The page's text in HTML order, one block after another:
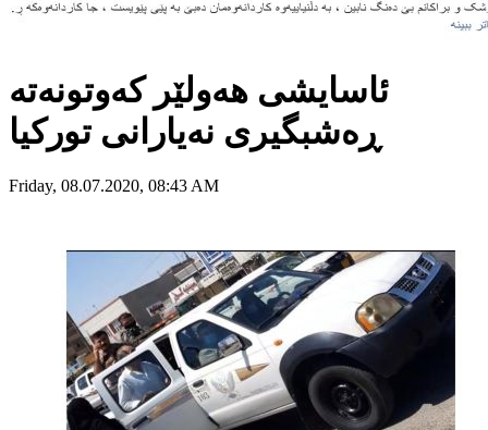
ئاسایشی هەولێر کەوتونەتە
ڕەشبگیری نەیارانی تورکیا
Friday, 08.07.2020, 08:43 AM